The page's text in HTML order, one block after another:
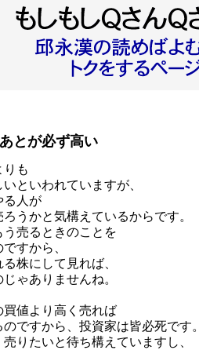
とが必ず高い
りも
といわれていますが、
る人が
うかと気構えているからです。
う売るときのことを
すから、
株にして見れば、
ゃありませんね。
買値より高く売れば
ですから、投資家は皆必死です。
売りたいと待ち構えていますし、